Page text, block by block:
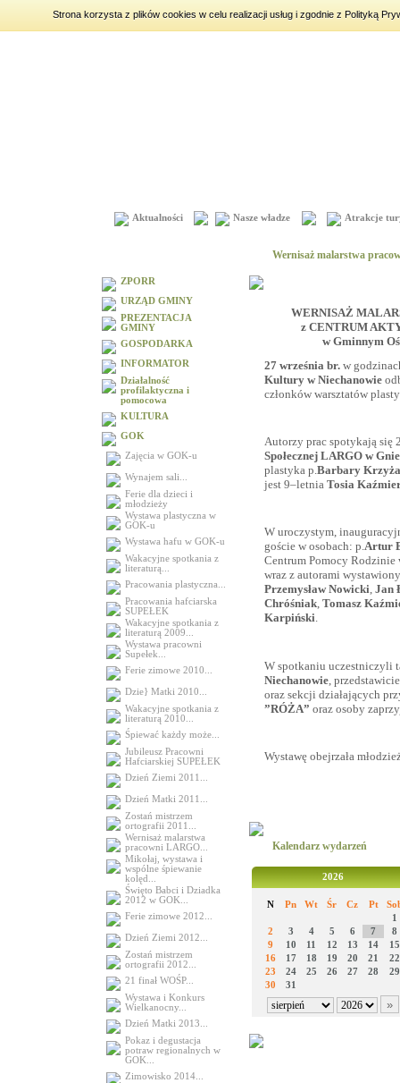
Strona korzysta z plików cookies w celu realizacji usług i zgodnie z Polityką
piątek7 sierpnia 2026|imieniny:Dorota, Konrad, Kajetan
Aktualności Nasze władze Atrakcje
ZPORR
URZĄD GMINY
PREZENTACJA
GMINY
GOSPODARKA
INFORMATOR
Działalność
profilaktyczna i
pomocowa
KULTURA
GOK
Zajęcia w GOK-u
Wynajem sali...
Ferie dla dzieci i
młodzieży
Wystawa plastyczna w
GOK-u
Wystawa hafu w GOK-u
Wakacyjne spotkania z
literaturą...
Pracowania plastyczna...
Pracowania hafciarska
SUPEŁEK
Wakacyjne spotkania z
literaturą 2009...
Wystawa pracowni
Supełek...
Ferie zimowe 2010...
Dzie} Matki 2010...
Wakacyjne spotkania z
literaturą 2010...
Śpiewać każdy może...
Jubileusz Pracowni
Hafciarskiej SUPEŁEK
Dzień Ziemi 2011...
Dzień Matki 2011...
Zostań mistrzem
ortografii 2011...
Wernisaż malarstwa
pracowni LARGO...
Mikołaj, wystawa i
wspólne śpiewanie
kolęd...
Święto Babci i Dziadka
2012 w GOK...
Ferie zimowe 2012...
Dzień Ziemi 2012...
Zostań mistrzem
ortografii 2012...
21 finał WOŚP...
Wystawa i Konkurs
Wielkanocny...
Dzień Matki 2013...
Pokaz i degustacja
potraw regionalnych w
GOK...
Zimowisko 2014...
Wernisaż malarstwa
WERNISAŻ
z CENTRUM
w Gminnym
27 września br. w
Kultury w Niechanowie
członków warsztatów
Autorzy prac spotykają się
Społecznej LARGO w
plastyka p. Barbary
jest 9–letnia Tosia
W uroczystym,
goście w osobach: p.Artur
Centrum Pomocy
wraz z autorami
Przemysław Nowicki, Jan
Chróśniak, Tomasz
Karpiński.
W spotkaniu uczestniczyli
Niechanowie ,
oraz sekcji działających
”RÓŻA” oraz osoby
Wystawę obejrzała
Kalendarz wydarzeń
2026
N Pn Wt Śr Cz Pt
1
2
3 4 5 6 7
8
9
10 11 12 13 14
15
16
17 18 19 20 21
22
23
24 25 26 27 28
29
30
31